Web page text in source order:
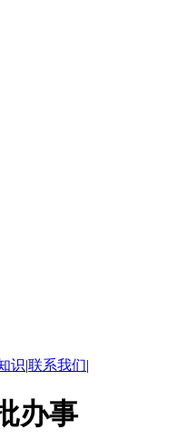
识|联系我们|
办事